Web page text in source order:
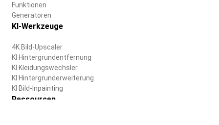
Funktionen
Generatoren
KI-Werkzeuge
4K Bild-Upscaler
KI Hintergrundentfernung
KI Kleidungswechsler
KI Hintergrunderweiterung
KI Bild-Inpainting
Ressourcen